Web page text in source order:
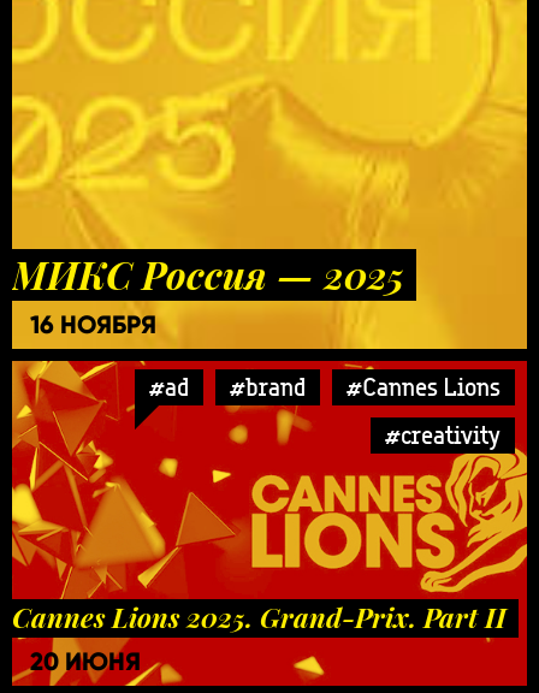
МИКС Россия — 2025
16 НОЯБРЯ
#ad #brand
#Cannes Lions
#creativity
Cannes Lions 2025. Grand-Prix. Part II
20 ИЮНЯ